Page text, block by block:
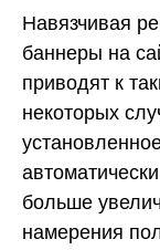
Навязчивая
баннеры на
приводят к
некоторых
больше
намерения